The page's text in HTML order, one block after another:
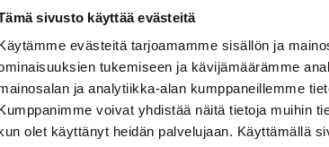
sivusto käyttää evästeitä
evästeitä tarjoamamme sisällön ja
tukemiseen ja kävijämäärämme
ja analytiikka-alan kumppaneillemme
voivat yhdistää näitä tietoja muihin
olet käyttänyt heidän palvelujaan. Käyttämällä